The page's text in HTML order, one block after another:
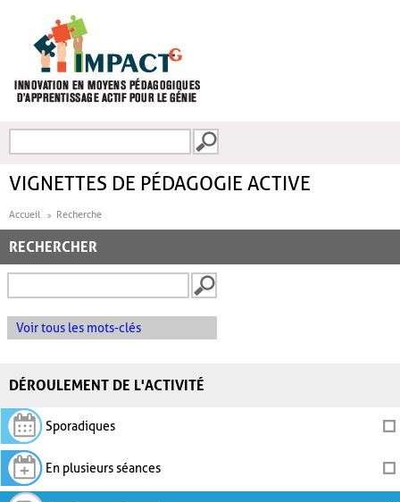
FORMULAIRE DE
VIGNETTES DE PÉDAGOGIE ACTIVE
Accueil Recherche
RECHERCHER
Voir tous les mots-clés
DÉROULEMENT DE L'ACTIVITÉ
Sporadiques
En plusieurs séances